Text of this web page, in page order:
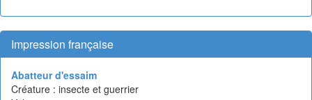
Impression française
Abatteur d'essaim
Créature : insecte et guerrier